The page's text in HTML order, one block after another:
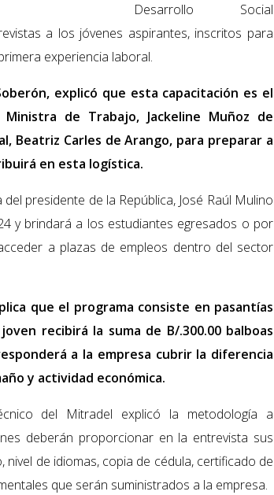
Desarrollo Social
a los jóvenes aspirantes, inscritos para
experiencia laboral.
explicó que esta capacitación es el
de Trabajo, Jackeline Muñoz de
Beatriz Carles de Arango, para preparar a
en esta logística.
presidente de la República, José Raúl Mulino
y brindará a los estudiantes egresados o por
a plazas de empleos dentro del sector
que el programa consiste en pasantías
recibirá la suma de B/.300.00 balboas
a la empresa cubrir la diferencia
y actividad económica.
del Mitradel explicó la metodología a
deberán proporcionar en la entrevista sus
de idiomas, copia de cédula, certificado de
que serán suministrados a la empresa.